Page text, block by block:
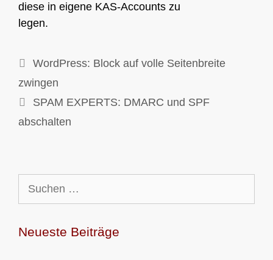
diese in eigene KAS-Accounts zu
legen.
WordPress: Block auf volle Seitenbreite
zwingen
SPAM EXPERTS: DMARC und SPF
abschalten
nach:
Neueste Beiträge